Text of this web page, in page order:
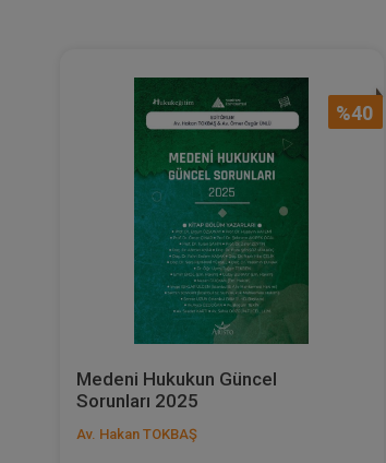
%40
Medeni Hukukun Güncel
Sorunları 2025
Av. Hakan TOKBAŞ